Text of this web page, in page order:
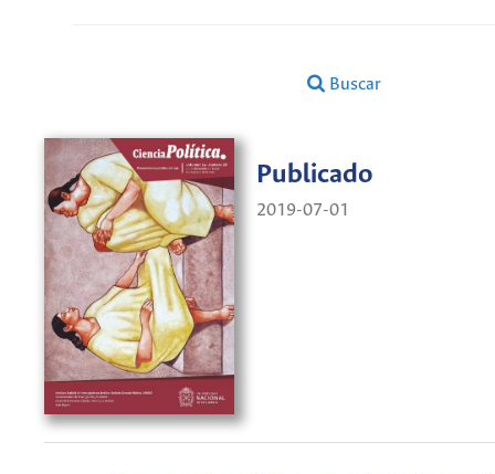
Buscar
Publicado
2019-07-01